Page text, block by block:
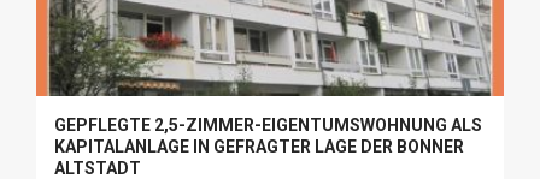
GEPFLEGTE 2,5-ZIMMER-EIGENTUMSWOHNUNG ALS
KAPITALANLAGE IN GEFRAGTER LAGE DER BONNER
ALTSTADT